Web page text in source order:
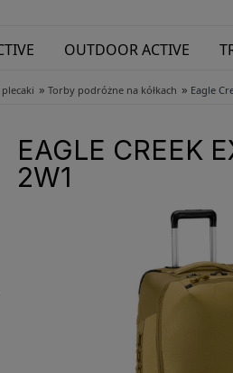
OUTDOOR ACTIVE
» Torby podróżne na kółkach » Eagle
EAGLE CREEK
2W1